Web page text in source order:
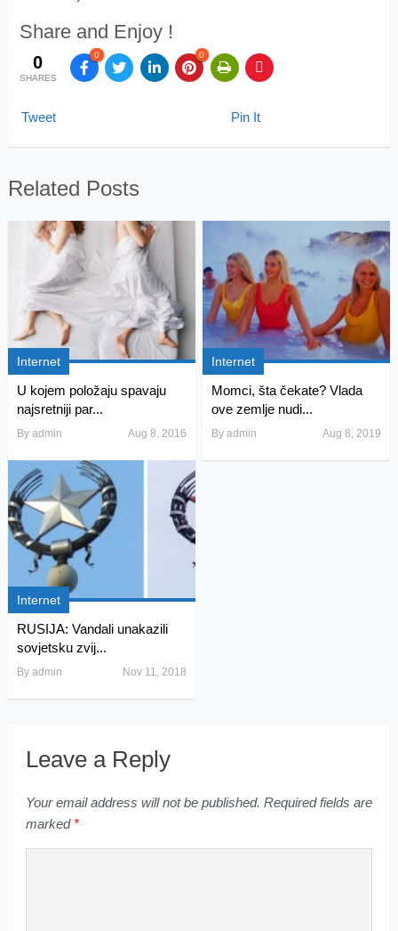
Share and Enjoy !
0
SHARES
0 0
Tweet Pin It
Related Posts
Internet
U kojem položaju spavaju
najsretniji par...
By admin Aug 8, 2016
Internet
Momci, šta čekate? Vlada
ove zemlje nudi...
Byadmin Aug 8, 2019
Internet
RUSIJA: Vandali unakazili
sovjetsku zvij...
By admin Nov 11, 2018
Leave a Reply
Your email address will not be published. Required fields are
marked *